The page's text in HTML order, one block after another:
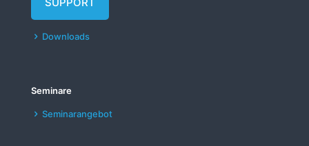
Downloads
Seminare
Seminarangebot